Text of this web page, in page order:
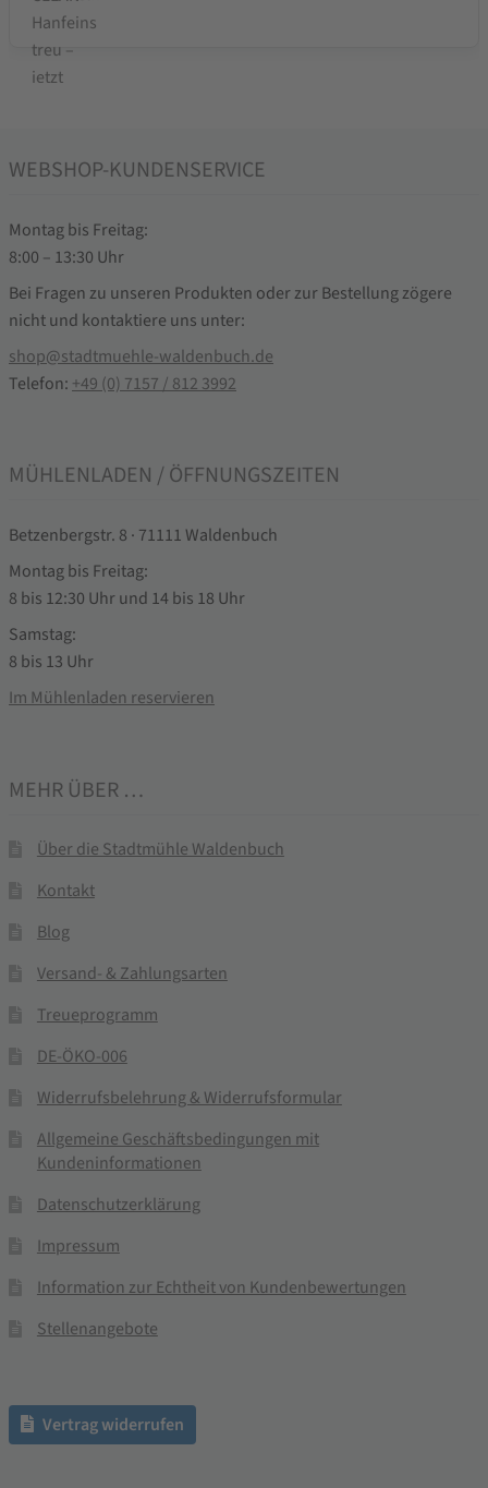
WEBSHOP-KUNDENSERVICE
Montag bis Freitag:
8:00 – 13:30 Uhr
Bei Fragen zu unseren Produkten oder zur Bestellung zögere
nicht und kontaktiere uns unter:
shop@stadtmuehle-waldenbuch.de
Telefon: +49 (0) 7157 / 812 3992
MÜHLENLADEN / ÖFFNUNGSZEITEN
Betzenbergstr. 8 · 71111 Waldenbuch
Montag bis Freitag:
8 bis 12:30 Uhr und 14 bis 18 Uhr
Samstag:
8 bis 13 Uhr
Im Mühlenladen reservieren
MEHR ÜBER …
Über die Stadtmühle Waldenbuch
Kontakt
Blog
Versand- & Zahlungsarten
Treueprogramm
DE-ÖKO-006
Widerrufsbelehrung & Widerrufsformular
Allgemeine Geschäftsbedingungen mit
Kundeninformationen
Datenschutzerklärung
Impressum
Information zur Echtheit von Kundenbewertungen
Stellenangebote
Vertrag widerrufen